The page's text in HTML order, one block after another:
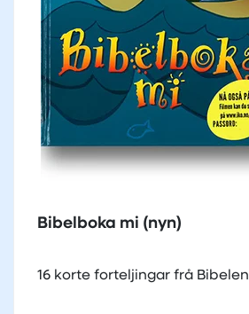
Bibelboka mi (nyn)
16 korte forteljingar frå Bibelen